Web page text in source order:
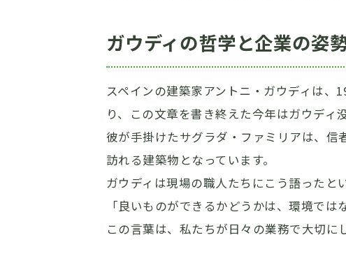
ガウディの哲学と企業の姿
スペインの建築家アントニ・ガウディは
り、この文章を書き終えた今年はガウディ
彼が手掛けたサグラダ・ファミリアは、
訪れる建築物となっています。
ガウディは現場の職人たちにこう語ったと
「良いものができるかどうかは、環境では
この言葉は、私たちが日々の業務で大切に